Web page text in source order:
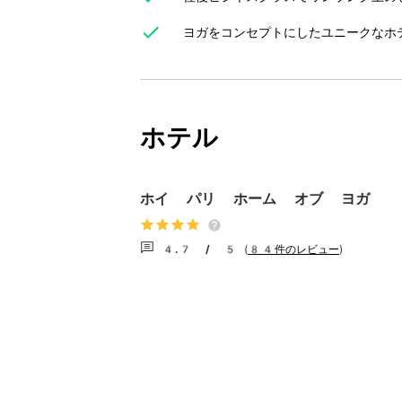
ヨガをコンセプトにしたユニークなホ
ホテル
ホイ パリ ホーム オブ ヨガ
4.7 / 5 ( 84件のレビュー)